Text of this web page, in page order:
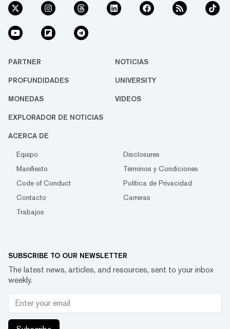
PARTNER NOTICIAS
PROFUNDIDADES UNIVERSITY
MONEDAS VIDEOS
EXPLORADOR DE NOTICIAS
ACERCA DE
Equipo
Disclosures
Manifiesto
Términos y Condiciones
Code of Conduct
Política de Privacidad
Contacto
Carreras
Trabajos
SUBSCRIBE TO OUR NEWSLETTER
The latest news, articles, and resources, sent to your inbox
weekly.